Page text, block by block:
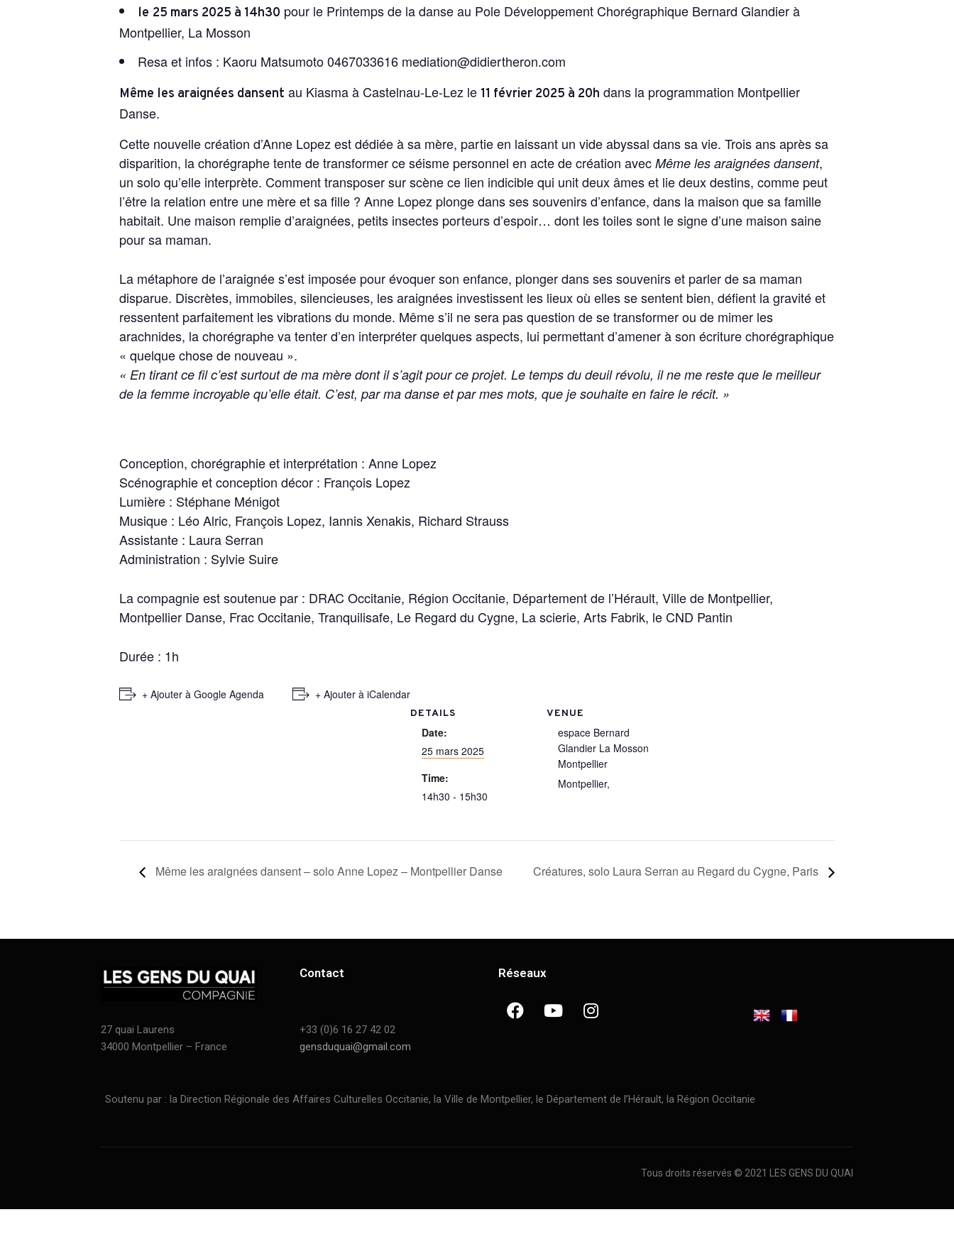
le 25 mars 2025 à 14h30 pour le Printemps de la danse au Pole Développement Chorégraphique Bernard Glandier à
Montpellier, La Mosson
Resa et infos : Kaoru Matsumoto 0467033616 mediation@didiertheron.com
Même les araignées dansent au Kiasma à Castelnau-Le-Lez le 11 février 2025 à 20h dans la programmation Montpellier
Danse.
Cette nouvelle création d’Anne Lopez est dédiée à sa mère, partie en laissant un vide abyssal dans sa vie. Trois ans après sa
disparition, la chorégraphe tente de transformer ce séisme personnel en acte de création avec Même les araignées dansent,
un solo qu’elle interprète. Comment transposer sur scène ce lien indicible qui unit deux âmes et lie deux destins, comme peut
l’être la relation entre une mère et sa fille ? Anne Lopez plonge dans ses souvenirs d’enfance, dans la maison que sa famille
habitait. Une maison remplie d’araignées, petits insectes porteurs d’espoir… dont les toiles sont le signe d’une maison saine
pour sa maman.
La métaphore de l’araignée s’est imposée pour évoquer son enfance, plonger dans ses souvenirs et parler de sa maman
disparue. Discrètes, immobiles, silencieuses, les araignées investissent les lieux où elles se sentent bien, défient la gravité et
ressentent parfaitement les vibrations du monde. Même s’il ne sera pas question de se transformer ou de mimer les
arachnides, la chorégraphe va tenter d’en interpréter quelques aspects, lui permettant d’amener à son écriture chorégraphique
« quelque chose de nouveau ».
« En tirant ce fil c’est surtout de ma mère dont il s’agit pour ce projet. Le temps du deuil révolu, il ne me reste que le meilleur
de la femme incroyable qu’elle était. C’est, par ma danse et par mes mots, que je souhaite en faire le récit. »
Conception, chorégraphie et interprétation : Anne Lopez
Scénographie et conception décor : François Lopez
Lumière : Stéphane Ménigot
Musique : Léo Alric, François Lopez, Iannis Xenakis, Richard Strauss
Assistante : Laura Serran
Administration : Sylvie Suire
La compagnie est soutenue par : DRAC Occitanie, Région Occitanie, Département de l’Hérault, Ville de Montpellier,
Montpellier Danse, Frac Occitanie, Tranquilisafe, Le Regard du Cygne, La scierie, Arts Fabrik, le CND Pantin
Durée : 1h
+ Ajouter à Google Agenda + Ajouter à iCalendar
DETAILS
Date:
25 mars 2025
Time:
14h30 - 15h30
VENUE
espace Bernard
Glandier La Mosson
Montpellier
Montpellier,
Même les araignées dansent – solo Anne Lopez – Montpellier Danse Créatures, solo Laura Serran au Regard du Cygne, Paris
27 quai Laurens
34000 Montpellier – France
Contact
+33 (0)6 16 27 42 02
gensduquai@gmail.com
Réseaux
Soutenu par : la Direction Régionale des Affaires Culturelles Occitanie, la Ville de Montpellier, le Département de l’Hérault, la Région Occitanie
Tous droits réservés © 2021 LES GENS DU QUAI